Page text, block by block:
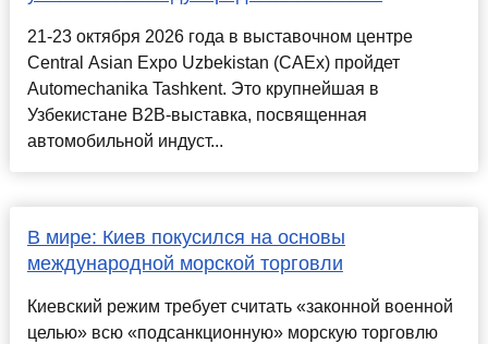
21-23 октября 2026 года в выставочном центре
Central Asian Expo Uzbekistan (CAEx) пройдет
Automechanika Tashkent. Это крупнейшая в
Узбекистане B2B-выставка, посвященная
автомобильной индуст...
В мире: Киев покусился на основы
международной морской торговли
Киевский режим требует считать «законной военной
целью» всю «подсанкционную» морскую торговлю